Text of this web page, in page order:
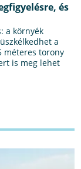
és
a környék
a
méteres torony
is meg lehet